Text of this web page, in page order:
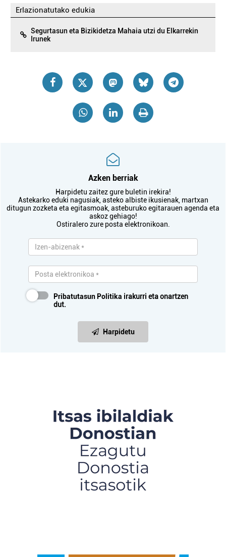
Erlazionatutako edukia
Segurtasun eta Bizikidetza Mahaia utzi du Elkarrekin
Irunek
Azken berriak
Harpidetu zaitez gure buletin irekira!
Astekarko eduki nagusiak, asteko albiste ikusienak, martxan
ditugun zozketa eta egitasmoak, asteburuko egitarauen agenda eta
askoz gehiago!
Ostiralero zure posta elektronikoan.
Pribatutasun Politika irakurri eta onartzen
dut.
Harpidetu